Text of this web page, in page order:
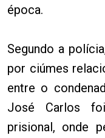
época.
Segundo a
por ciúmes
entre o
José Carlos
prisional, onde